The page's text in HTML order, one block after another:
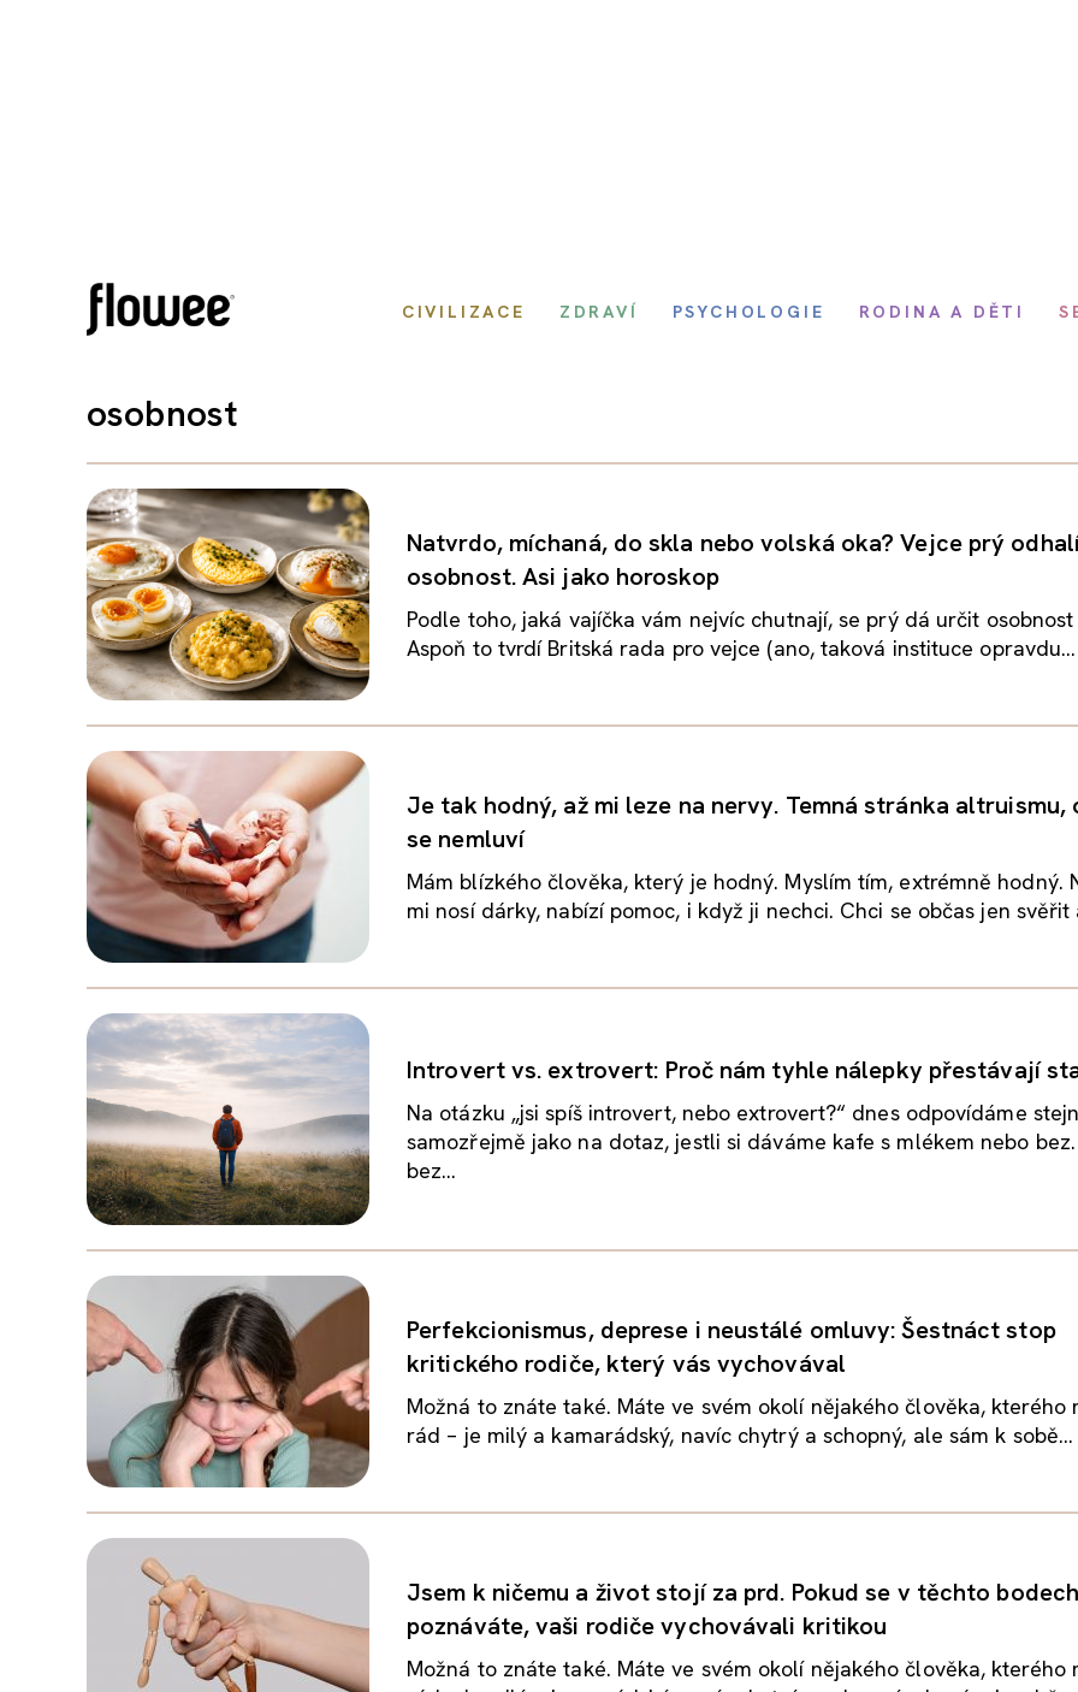
CIVILIZACE ZDRAVÍ PSYCHOLOGIE RODINA A DĚTI
osobnost
Natvrdo, míchaná, do skla nebo volská oka? Vejce prý
osobnost. Asi jako horoskop
Podle toho, jaká vajíčka vám nejvíc chutnají, se prý dá určit
Aspoň to tvrdí Britská rada pro vejce (ano, taková instituce opravdu...
Je tak hodný, až mi leze na nervy. Temná stránka altruismu,
se nemluví
Mám blízkého člověka, který je hodný. Myslím tím, extrémně hodný.
mi nosí dárky, nabízí pomoc, i když ji nechci. Chci se občas jen svěřit
Introvert vs. extrovert: Proč nám tyhle nálepky přestávají
Na otázku „jsi spíš introvert, nebo extrovert?“ dnes odpovídáme
samozřejmě jako na dotaz, jestli si dáváme kafe s mlékem nebo
bez...
Perfekcionismus, deprese i neustálé omluvy: Šestnáct stop
kritického rodiče, který vás vychovával
Možná to znáte také. Máte ve svém okolí nějakého člověka, kterého
rád – je milý a kamarádský, navíc chytrý a schopný, ale sám k sobě...
Jsem k ničemu a život stojí za prd. Pokud se v těchto bodech
poznáváte, vaši rodiče vychovávali kritikou
Možná to znáte také. Máte ve svém okolí nějakého člověka, kterého